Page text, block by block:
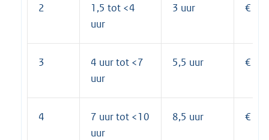
2
1,5 tot <4
uur
3 uur €
3
4 uur tot <7
uur
5,5 uur €
4
7 uur tot <10
uur
8,5 uur €